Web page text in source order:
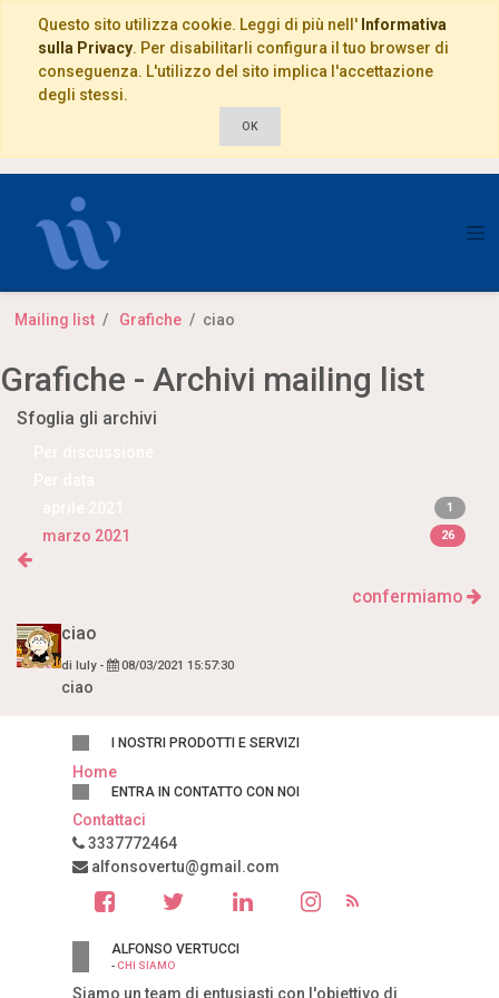
Questo sito utilizza cookie. Leggi di più nell' Informativa
sulla Privacy. Per disabilitarli configura il tuo browser di
conseguenza. L'utilizzo del sito implica l'accettazione
degli stessi.
OK
Mailing list Grafiche ciao
Grafiche - Archivi mailing list
Sfoglia gli archivi
1
marzo 2021 26
confermiamo
ciao
di Iuly- 08/03/2021 15:57:30
ciao
I NOSTRI PRODOTTI E SERVIZI
Home
ENTRA IN CONTATTO CON NOI
Contattaci
3337772464
alfonsovertu@gmail.com
ALFONSO VERTUCCI
-CHI SIAMO
Siamo un team di entusiasti con l'obiettivo di